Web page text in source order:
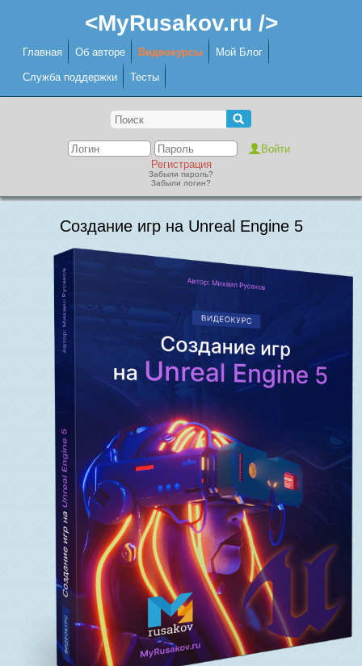
<MyRusakov.ru />
Главная Об авторе Видеокурсы Мой Блог
Служба поддержки Тесты
Регистрация
Забыли пароль?
Забыли логин?
Создание игр на Unreal Engine 5